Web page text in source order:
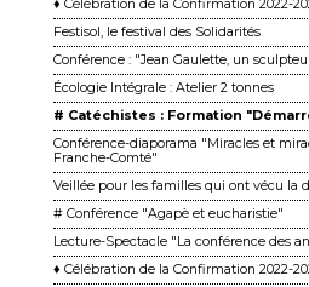
♦ Célébration de la Confirmation 2022-
Festisol, le festival des Solidarités
Conférence : "Jean Gaulette, un
Écologie Intégrale : Atelier 2 tonnes
# Catéchistes : Formation
Conférence-diaporama "Miracles et
Franche-Comté"
Veillée pour les familles qui ont vécu la
# Conférence "Agapè et eucharistie"
Lecture-Spectacle "La conférence des
♦ Célébration de la Confirmation 2022-